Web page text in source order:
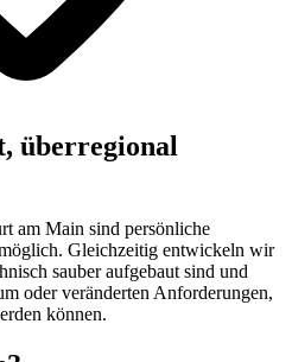
überregional
am Main sind persönliche
Gleichzeitig entwickeln wir
sauber aufgebaut sind und
oder veränderten Anforderungen,
können.